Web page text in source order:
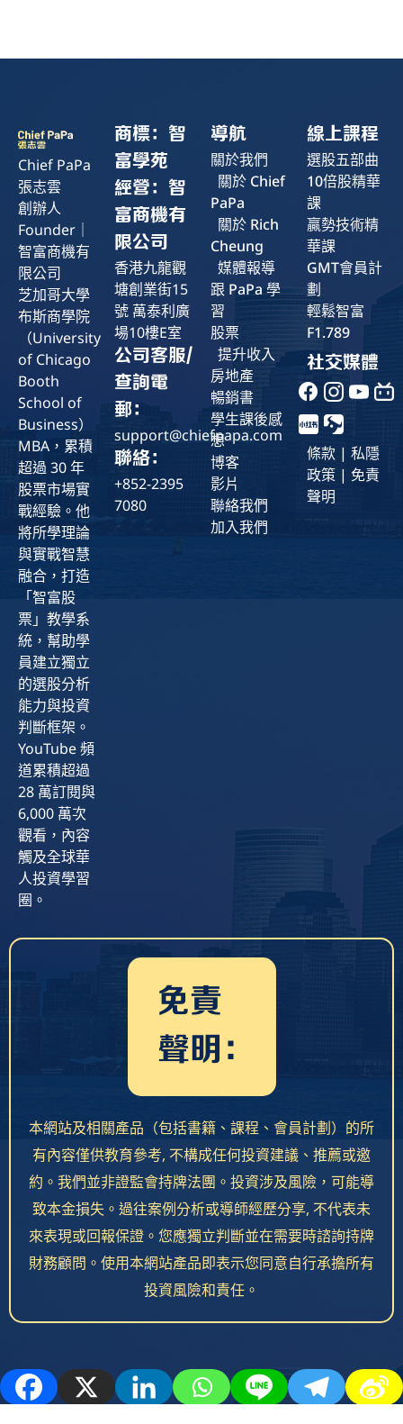
Chief PaPa
張志雲
創辦人
Founder｜
智富商機有
限公司
芝加哥大學
布斯商學院
（University
of Chicago
Booth
School of
Business）
MBA，累積
超過 30 年
股票市場實
戰經驗。他
將所學理論
與實戰智慧
融合，打造
「智富股
票」教學系
統，幫助學
員建立獨立
的選股分析
能力與投資
判斷框架。
YouTube 頻
道累積超過
28 萬訂閱與
6,000 萬次
觀看，內容
觸及全球華
人投資學習
圈。
商標：智
富學苑
經營：智
富商機有
限公司
香港九龍觀
塘創業街15
號 萬泰利廣
場10樓E室
公司客服/
查詢電
郵：
support@chiefpapa.com
聯絡：
+852-2395
7080
導航
關於我們
關於 Chief
PaPa
關於 Rich
Cheung
媒體報導
跟 PaPa 學
習
股票
提升收入
房地產
暢銷書
學生課後感
想
博客
影片
聯絡我們
加入我們
線上課程
選股五部曲
10倍股精華
課
贏勢技術精
華課
GMT會員計
劃
輕鬆智富
F1.789
社交媒體
Facebook
條款 | 私隱
政策 | 免責
聲明
免責
聲明：
本網站及相關產品（包括書籍、課程、會員計劃）的所
有內容僅供教育參考, 不構成任何投資建議、推薦或邀
約。我們並非證監會持牌法團。投資涉及風險，可能導
致本金損失。過往案例分析或導師經歷分享, 不代表未
來表現或回報保證。您應獨立判斷並在需要時諮詢持牌
財務顧問。使用本網站產品即表示您同意自行承擔所有
投資風險和責任。